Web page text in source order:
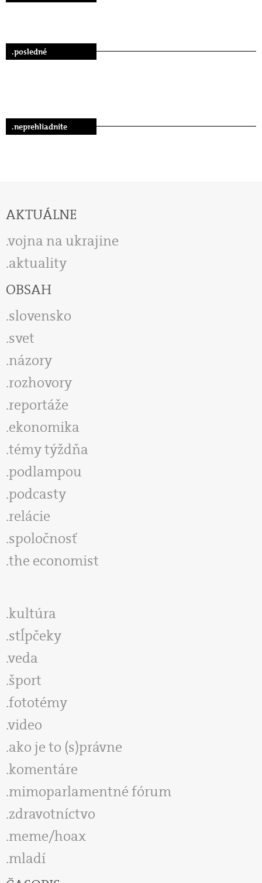
.posledné
.neprehliadnite
AKTUÁLNE
vojna na ukrajine
aktuality
OBSAH
slovensko
svet
názory
rozhovory
reportáže
ekonomika
témy týždňa
podlampou
podcasty
relácie
spoločnosť
the economist
kultúra
stĺpčeky
veda
šport
fototémy
video
ako je to (s)právne
komentáre
mimoparlamentné fórum
zdravotníctvo
meme/hoax
mladí